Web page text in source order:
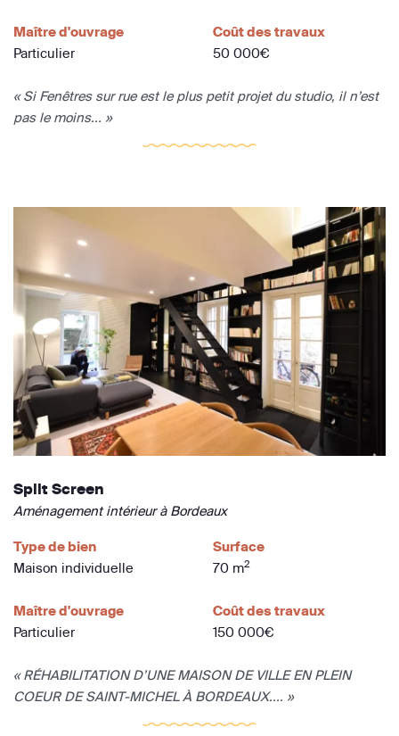
Maître d'ouvrage
Particulier
Coût des travaux
50 000€
« Si Fenêtres sur rue est le plus petit projet du studio, il n’est
pas le moins... »
Split Screen
Aménagement intérieur à Bordeaux
Type de bien
Maison individuelle
Surface
70 m2
Maître d'ouvrage
Particulier
Coût des travaux
150 000€
« RÉHABILITATION D’UNE MAISON DE VILLE EN PLEIN
COEUR DE SAINT-MICHEL À BORDEAUX.... »